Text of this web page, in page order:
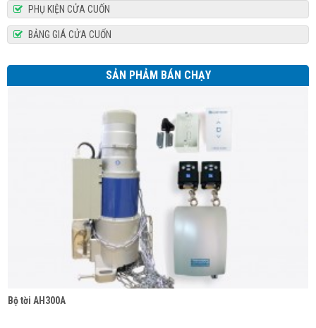
PHỤ KIỆN CỬA CUỐN
BẢNG GIÁ CỬA CUỐN
SẢN PHẢM BÁN CHẠY
Bộ tời AH300A
Bộ tời ARG